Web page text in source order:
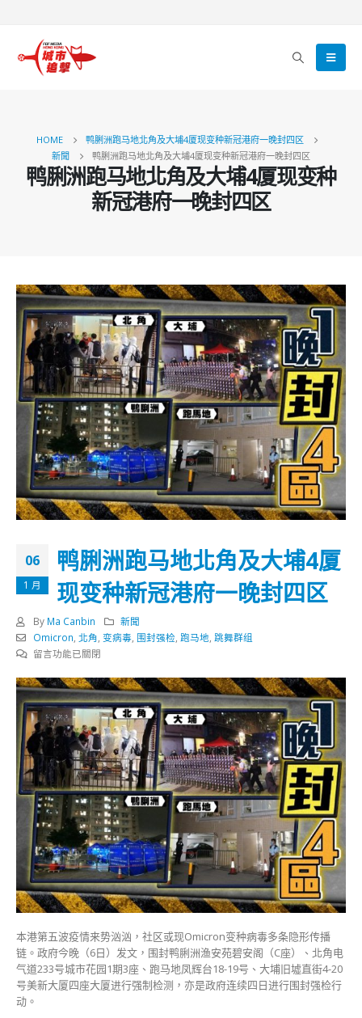
HOME
鸭脷洲跑马地北角及大埔4厦现变种新冠港府一晚封四区
新聞
鸭脷洲跑马地北角及大埔4厦现变种新冠港府一晚封四区
鸭脷洲跑马地北角及大埔4厦现变种
新冠港府一晚封四区
06
1 月
鸭脷洲跑马地北角及大埔4厦
现变种新冠港府一晚封四区
By Ma Canbin
新聞
Omicron 北角 变病毒, 围封强检, 跑马地, 跳舞群组
在
脷
洲
跑
马
地
北
角
及
大
埔
4
厦
现
变
种
冠
港
府
一
留言功能已關閉
本港第五波疫情来势汹汹，社区或现Omicron变种病毒多条隐形传播
链。政府今晚（6日）发文，围封鸭脷洲渔安苑碧安阁（C座）、北角电
气道233号城市花园1期3座、跑马地凤辉台18-19号、大埔旧墟直街4-20
号美新大厦四座大厦进行强制检测，亦是政府连续四日进行围封强检行
动。